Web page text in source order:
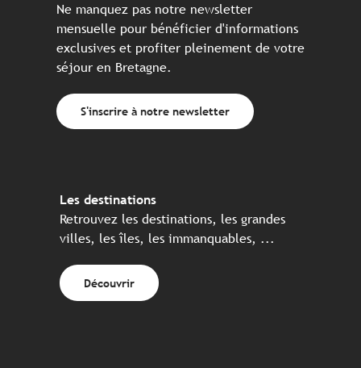
Ne manquez pas notre newsletter
mensuelle pour bénéficier d'informations
exclusives et profiter pleinement de votre
séjour en Bretagne.
S'inscrire à notre newsletter
Les destinations
Retrouvez les destinations, les grandes
villes, les îles, les immanquables, ...
Découvrir